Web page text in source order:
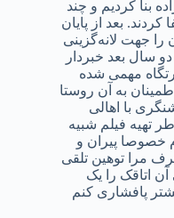
بنا کردیم و چند
بعد از پایان
را جهت لانه‌گزینی
سال بعد خبردار
مهمی شده
به آن روستا
با اهالی
تهیه فیلم شبیه
خصوصا پیران و
مرا توهین تلقی
اتاقک را یک
پافشاری کنم